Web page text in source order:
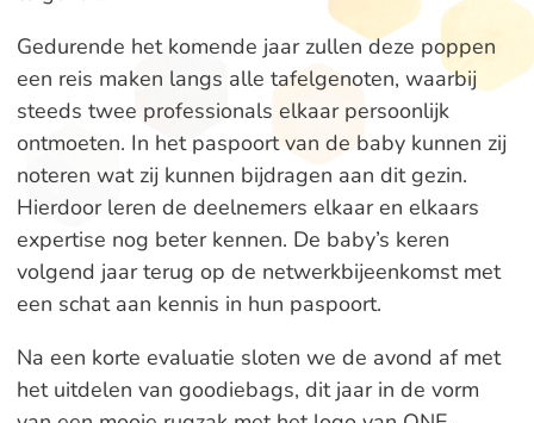
Gedurende het komende jaar zullen deze poppen
een reis maken langs alle tafelgenoten, waarbij
steeds twee professionals elkaar persoonlijk
ontmoeten. In het paspoort van de baby kunnen zij
noteren wat zij kunnen bijdragen aan dit gezin.
Hierdoor leren de deelnemers elkaar en elkaars
expertise nog beter kennen. De baby’s keren
volgend jaar terug op de netwerkbijeenkomst met
een schat aan kennis in hun paspoort.
Na een korte evaluatie sloten we de avond af met
het uitdelen van goodiebags, dit jaar in de vorm